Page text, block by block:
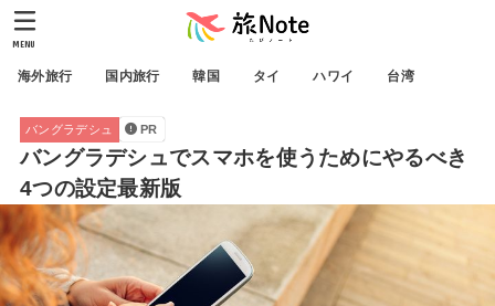
海外旅行 国内旅行 韓国 タイ ハワイ 台湾
MENU
バングラデシュ PR
バングラデシュでスマホを使うためにやるべき
4つの設定最新版